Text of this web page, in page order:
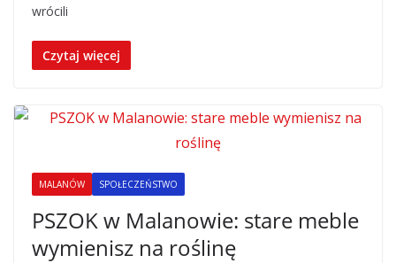
wrócili
Czytaj więcej
MALANÓW SPOŁECZEŃSTWO
PSZOK w Malanowie: stare meble
wymienisz na roślinę